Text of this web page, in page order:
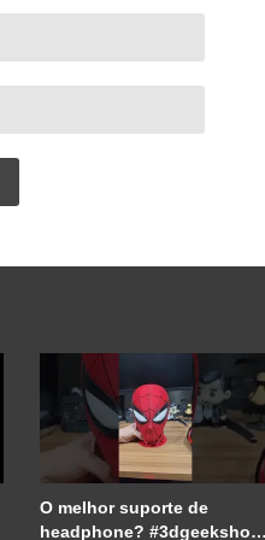
O melhor suporte de
headphone? #3dgeekshow